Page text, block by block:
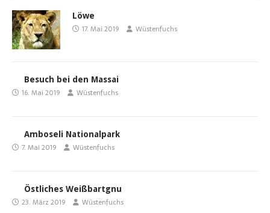
Löwe
17. Mai 2019 Wüstenfuchs
Besuch bei den Massai
16. Mai 2019 Wüstenfuchs
Amboseli Nationalpark
7. Mai 2019 Wüstenfuchs
Östliches Weißbartgnu
23. März 2019 Wüstenfuchs